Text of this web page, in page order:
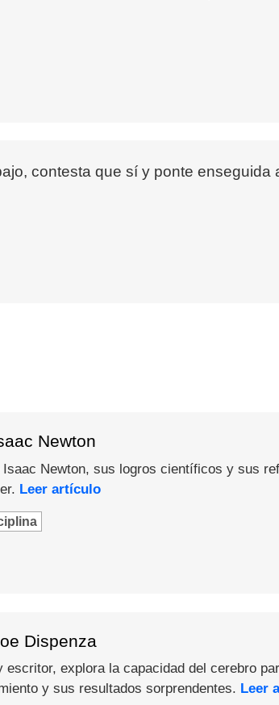
contesta que sí y ponte enseguida
Newton
Newton, sus logros científicos y sus
Leer artículo
Dispenza
explora la capacidad del cerebro
y sus resultados sorprendentes. Leer